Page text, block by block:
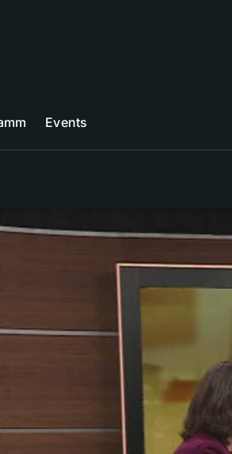
Events